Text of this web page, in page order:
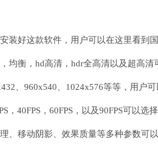
装好这款软件，用户可以在这里看到
均衡，hd高清，hdr全高清以及超高清
、960x540、1024x576等等，用户
，40FPS，60FPS，以及90FPS可以选择
、移动阴影、效果质量等多种参数可